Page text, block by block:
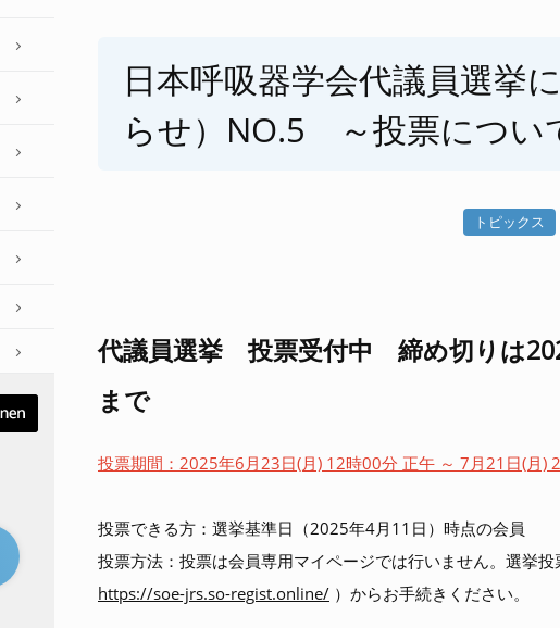
日本呼吸器学会代議員選挙
らせ）NO.5 ～投票につい
トピックス
代議員選挙 投票受付中 締め切りは
まで
投票期間：2025年6月23日(月) 12時00分 正午 ～ 7月21日(月)
投票できる方：選挙基準日（2025年4月11日）時点の会員
投票方法：投票は会員専用マイページでは行いません。選挙
https://soe-jrs.so-regist.online/ ）からお手続きください。